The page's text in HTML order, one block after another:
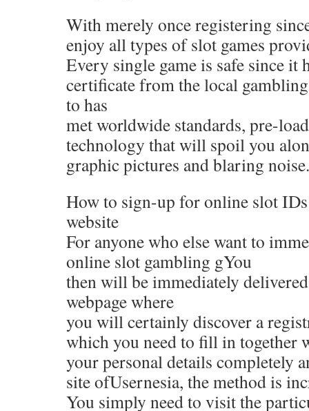
With merely once registering
enjoy all types of slot games
Every single game is safe since it
certificate from the local
to has
met worldwide standards, pre-
technology that will spoil you
graphic pictures and blaring noise.
How to sign-up for online slot
website
For anyone who else want to
online slot gambling gYou
then will be immediately
webpage where
you will certainly discover a
which you need to fill in together
your personal details completely
site ofUsernesia, the method is
You simply need to visit the